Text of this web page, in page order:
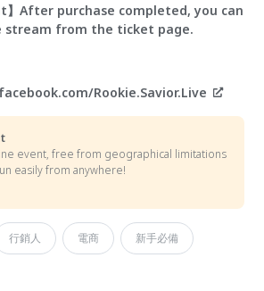
】After purchase completed, you can
stream from the ticket page.
Rookie.Savior.Live
event, free from geographical limitations
easily from anywhere!
行銷人 電商 新手必備